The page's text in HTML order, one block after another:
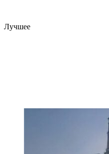
Лучшее